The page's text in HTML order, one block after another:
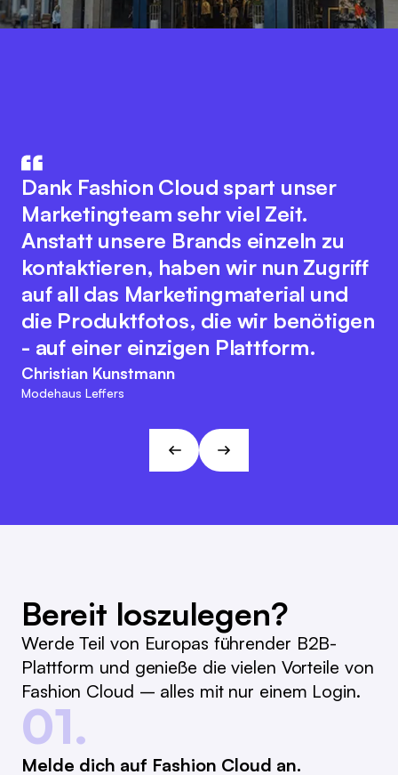
Die Integration unseres
Warenwirtschaftssystem mit
Fashion Cloud hat unsere internen
Abläufe deutlich verbessert. Wir
haben nun Bilder zu den einzelnen
Artikeln im System, was das interne
Reporting, unser
Retourenmanagement und die
Nachorder deutlich vereinfacht.
Marc Ramelow
Dank Fashion Cloud spart unser
Marketingteam sehr viel Zeit.
Anstatt unsere Brands einzeln zu
kontaktieren, haben wir nun Zugriff
auf all das Marketingmaterial und
die Produktfotos, die wir benötigen
- auf einer einzigen Plattform.
Christian Kunstmann
Modehaus Leffers
innovative Plattformgedanke
fördert eine nahtlose
Zusammenarbeit aller
Branchenakteure zur Optimierung
digitaler Prozesse. Dabei bewahrt
sich das Team der Fashion Cloud
ihren kundenfreundlichen und
agilen Charakter. Diese
Herangehensweise passt zu den
Bereit loszulegen?
Werde Teil von Europas führender B2B-
Plattform und genieße die vielen Vorteile von
Fashion Cloud – alles mit nur einem Login.
01.
Melde dich auf Fashion Cloud an.